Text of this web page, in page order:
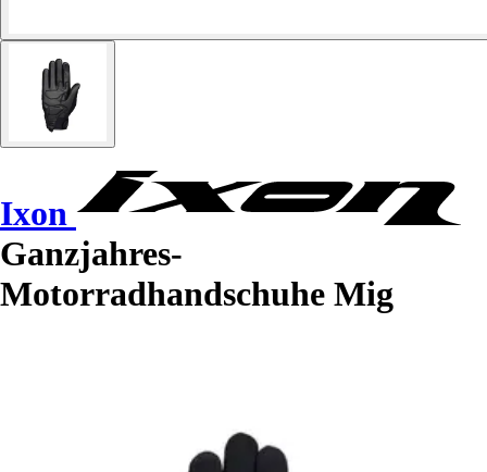
Ixon
Ganzjahres-
Motorradhandschuhe Mig